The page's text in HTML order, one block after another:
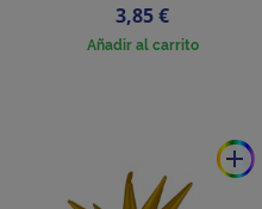
Precio
3,85 €
Añadir al carrito
add